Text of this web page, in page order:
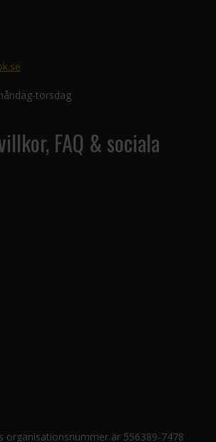
torsdag
FAQ & sociala
organisationsnummer är 556389-7478